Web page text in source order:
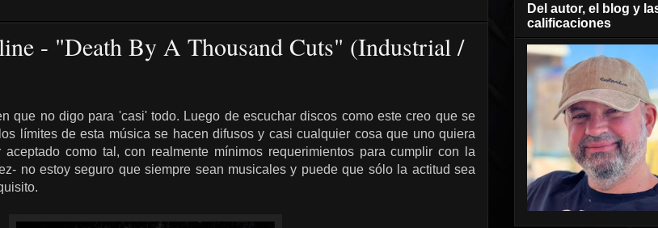
- "Death By A Thousand Cuts" (Industrial /
que no digo para 'casi' todo. Luego de escuchar discos como este creo que se
límites de esta música se hacen difusos y casi cualquier cosa que uno quiera
aceptado como tal, con realmente mínimos requerimientos para cumplir con la
no estoy seguro que siempre sean musicales y puede que sólo la actitud sea
Del autor, el blog y
calificaciones